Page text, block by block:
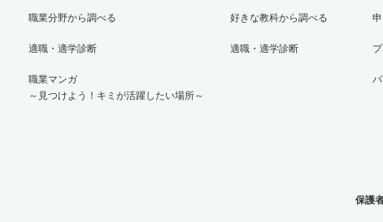
職業分野から調べる
適職・適学診断
職業マンガ
～見つけよう！キミが活躍したい場所～
好きな教科から調べる
適職・適学診断
保護